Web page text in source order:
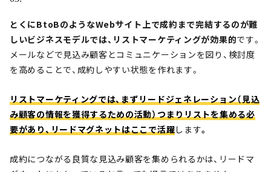
とくにBtoBのようなWebサイト上で成約まで完結するのが難
しいビジネスモデルでは、リストマーケティングが効果的です。
メールなどで見込み顧客とコミュニケーションを図り、検討度
を高めることで、成約しやすい状態を作れます。
リストマーケティングでは、まずリードジェネレーション（見込
み顧客の情報を獲得するための活動）つまりリストを集める必
要があり、リードマグネットはここで活躍します。
成約につながる良質な見込み顧客を集められるかは、リードマ